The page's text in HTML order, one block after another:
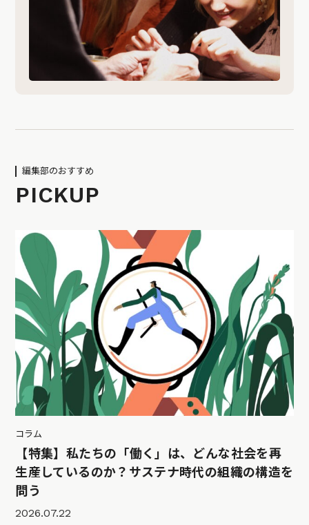
編集部のおすすめ
PICKUP
コラム
【特集】私たちの「働く」は、どんな社会を再
生産しているのか？サステナ時代の組織の構造を
問う
2026.07.22